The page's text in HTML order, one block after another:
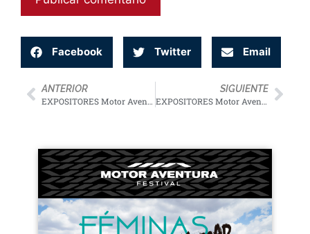
Facebook Twitter Email
ANTERIOR
EXPOSITORES Motor Aventura 2023 PROMYGES
SIGUIENTE
EXPOSITORES Motor Aventura 2023